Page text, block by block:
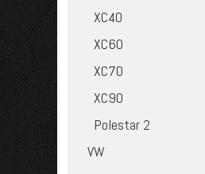
XC40
XC60
XC70
XC90
Polestar 2
VW